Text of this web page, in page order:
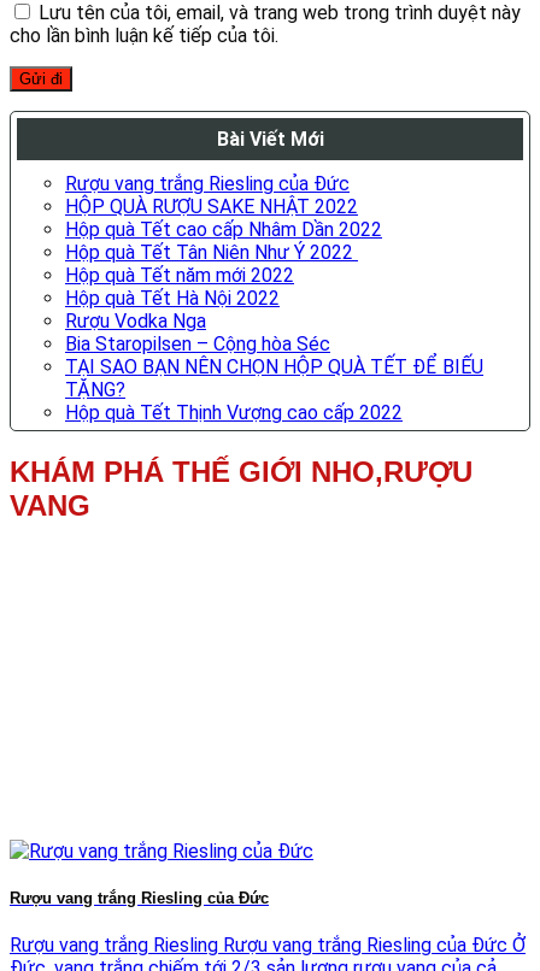
Lưu tên của tôi, email, và trang web trong trình duyệt này
cho lần bình luận kế tiếp của tôi.
Bài Viết Mới
Rượu vang trắng Riesling của Đức
HỘP QUÀ RƯỢU SAKE NHẬT 2022
Hộp quà Tết cao cấp Nhâm Dần 2022
Hộp quà Tết Tân Niên Như Ý 2022
Hộp quà Tết năm mới 2022
Hộp quà Tết Hà Nội 2022
Rượu Vodka Nga
Bia Staropilsen – Cộng hòa Séc
TẠI SAO BẠN NÊN CHỌN HỘP QUÀ TẾT ĐỂ BIẾU
TẶNG?
Hộp quà Tết Thịnh Vượng cao cấp 2022
KHÁM PHÁ THẾ GIỚI NHO,RƯỢU
VANG
Rượu vang trắng Riesling của Đức
Rượu vang trắng Riesling Rượu vang trắng Riesling của Đức Ở